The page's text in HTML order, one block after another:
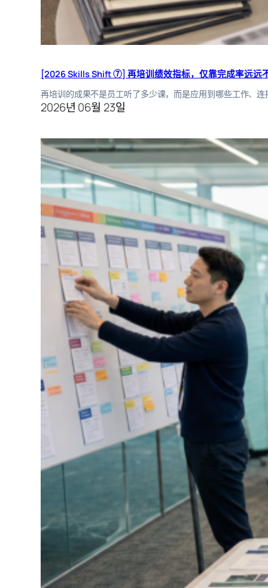
[2026 Skills Shift ⑦] 再培训绩效指标，仅靠完成率远远
再培训的成果不是员工听了多少课，而是应用到哪些工作、
2026년 06월 23일